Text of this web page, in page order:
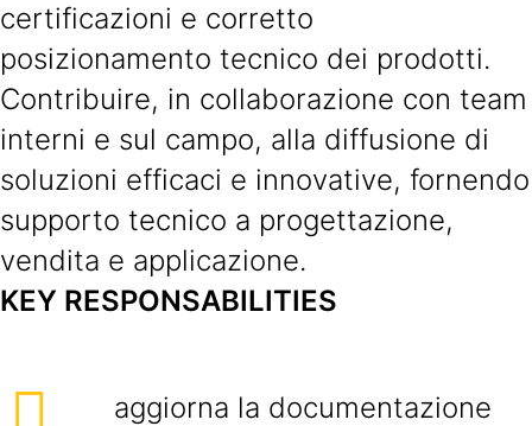
certificazioni e corretto
posizionamento tecnico dei prodotti.
Contribuire, in collaborazione con team
interni e sul campo, alla diffusione di
soluzioni efficaci e innovative, fornendo
supporto tecnico a progettazione,
vendita e applicazione.
KEY RESPONSABILITIES
aggiorna la documentazione